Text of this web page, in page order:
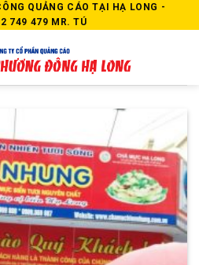
QUẢNG CÁO TẠI HẠ LONG -
749 479 MR. TÚ